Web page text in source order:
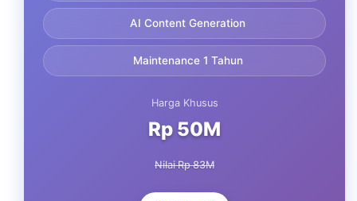
AI Content Generation
Maintenance 1 Tahun
Harga Khusus
Rp 50M
Nilai Rp 83M